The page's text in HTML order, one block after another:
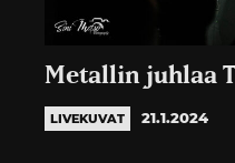
Metallin juhlaa
LIVEKUVAT 21.1.2024